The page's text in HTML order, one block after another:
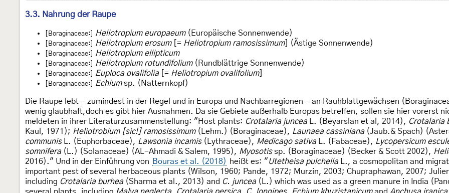
3.3. Nahrung der Raupe
[Boraginaceae:] Heliotropium europaeum(Europäische Sonnenwende)
[Boraginaceae:] Heliotropium erosum[= Heliotropium ramosissimum] (Ästige Sonnenwende)
[Boraginaceae:] Heliotropium ellipticum
[Boraginaceae:] Heliotropium rotundifolium(Rundblättrige Sonnenwende)
[Boraginaceae:] Euploca ovalifolia[= Heliotropium ovalifolium]
[Boraginaceae:] Echiumsp. (Natternkopf)
Die Raupe lebt - zumindest in der Regel und in Europa und Nachbarregionen - an Rauhblattgewächsen
wenig glaubhaft,doch es gibt hier Ausnahmen. Da sie Gebiete außerhalb Europas betreffen, sollen sie hier vorerst
meldeten in ihrer Literaturzusammenstellung: "Host plants: Crotalaria junceaL. (Beyarslan et al, 2014), Crotalaria
Kaul, 1971); Heliotrobium [sic!] ramosissimum(Lehm.) (Boraginaceae), Launaea cassiniana(Jaub.& Spach)
communisL. (Euphorbaceae), Lawsonia incamis(Lythraceae), Medicago sativaL. (Fabaceae), Lycopersicum
somnifera(L.) (Solanaceae) (AL-Ahmadi & Salem, 1995), Myosotissp. (Boraginaceae) (Becker & Scott 2002),
2016)." Und in der Einführung von Bouras et al. (2018) heißt es: "Utetheisa pulchellaL., a cosmopolitan and
important pest of several herbaceous plants (Wilson, 1960; Pande, 1972; Murzin, 2003; Chupraphawan, 2007;
including Crotalaria burhea(Sharma et al., 2013) and C. juncea(L.) which was used as a green manure in India
several plants, including Malva neglecta, Crotalaria persica, C. longipes, Echium khuzistanicumand Anchusa iranica